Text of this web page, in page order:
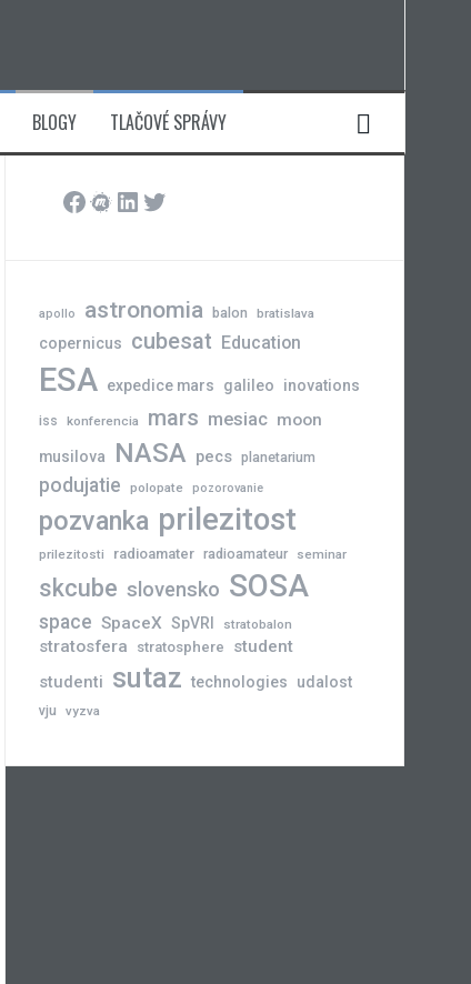
BLOGY TLAČOVÉ SPRÁVY
Facebook
Meetup
LinkedIn
Twitter
apollo astronomia balon bratislava
copernicus cubesat Education
ESA expedice mars galileo inovations
iss konferencia mars mesiac moon
musilova NASA pecs planetarium
podujatie polopate pozorovanie
pozvanka prilezitost
prilezitosti radioamater radioamateur seminar
skcube slovensko SOSA
space SpaceX SpVRI stratobalon
stratosfera stratosphere
student
studenti sutaz technologies udalost
vju vyzva